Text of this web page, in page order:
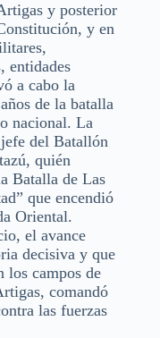
y posterior
y en
entidades
a cabo la
de la batalla
nacional. La
del Batallón
quién
Batalla de Las
que encendió
Oriental.
el avance
decisiva y que
los campos de
comandó
las fuerzas